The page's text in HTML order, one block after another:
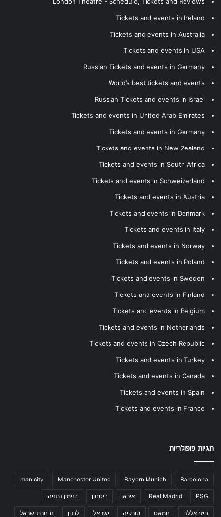
Tickets and events in Ireland
Tickets and events in Australia
Tickets and events in USA
Russian Tickets and events in Germany
World’s best tickets and events
Russian Tickets and events in Israel
Tickets and events in United Arab Emirates
Tickets and events in Germany
Tickets and events in New Zealand
Tickets and events in South Africa
Tickets and events in Schweizerland
Tickets and events in Austria
Tickets and events in Denmark
Tickets and events in Italy
Tickets and events in Norway
Tickets and events in Poland
Tickets and events in Sweden
Tickets and events in Finland
Tickets and events in Belgium
Tickets and events in Netherlands
Tickets and events in Czech Republic
Tickets and events in Turkey
Tickets and events in Canada
Tickets and events in Spain
Tickets and events in France
תגיות פופולריות
Barcelona
Bayern Munich
Manchester United
man city
PSG
Real Madrid איראן ביטחון בנימין נתניהו
חיזבאללה חמאס טורקיה ישראל לבנון נבחרת ישראל